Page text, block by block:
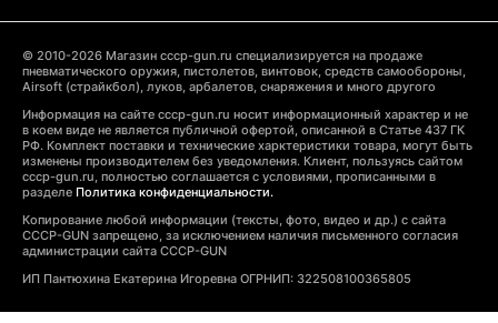
© 2010-2026 Магазин cccp-gun.ru специализируется на продаже
пневматического оружия, пистолетов, винтовок, средств самообороны,
Airsoft (страйкбол), луков, арбалетов, снаряжения и много другого
Информация на сайте cccp-gun.ru носит информационный характер и не
в коем виде не является публичной офертой, описанной в Статье 437 ГК
РФ. Комплект поставки и технические харктеристики товара, могут быть
изменены производителем без уведомления. Клиент, пользуясь сайтом
cccp-gun.ru, полностью соглашается с условиями, прописанными в
разделе Политика конфиденциальности.
Копирование любой информации (тексты, фото, видео и др.) с сайта
CCCP-GUN запрещено, за исключением наличия письменного согласия
администрации сайта CCCP-GUN
ИП Пантюхина Екатерина Игоревна ОГРНИП: 322508100365805